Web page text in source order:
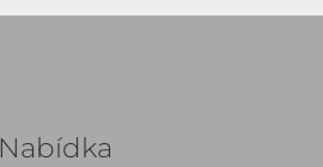
Nabídka